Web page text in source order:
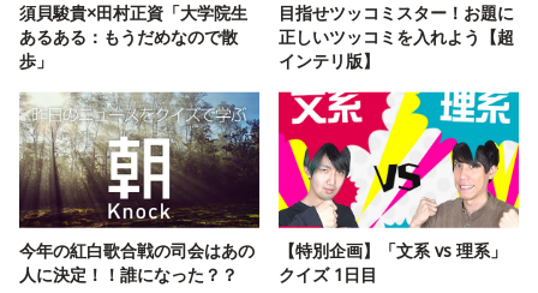
須貝駿貴×田村正資「大学院生
あるある：もうだめなので散
歩」
目指せツッコミスター！お題に
正しいツッコミを入れよう【超
インテリ版】
今年の紅白歌合戦の司会はあの
人に決定！！誰になった？？
【特別企画】「文系 vs 理系」
クイズ 1日目